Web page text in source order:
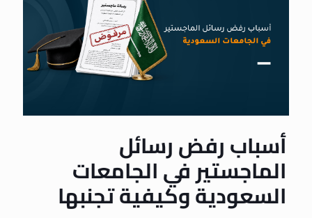
أسباب رفض رسائل
الماجستير في الجامعات
السعودية وكيفية تجنبها